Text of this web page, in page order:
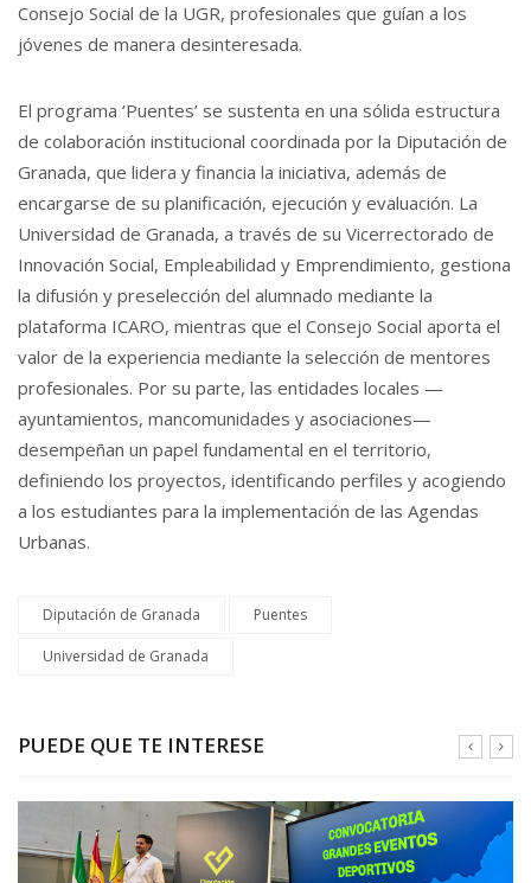
Consejo Social de la UGR, profesionales que guían a los
jóvenes de manera desinteresada.
El programa ‘Puentes’ se sustenta en una sólida estructura
de colaboración institucional coordinada por la Diputación de
Granada, que lidera y financia la iniciativa, además de
encargarse de su planificación, ejecución y evaluación. La
Universidad de Granada, a través de su Vicerrectorado de
Innovación Social, Empleabilidad y Emprendimiento, gestiona
la difusión y preselección del alumnado mediante la
plataforma ICARO, mientras que el Consejo Social aporta el
valor de la experiencia mediante la selección de mentores
profesionales. Por su parte, las entidades locales —
ayuntamientos, mancomunidades y asociaciones—
desempeñan un papel fundamental en el territorio,
definiendo los proyectos, identificando perfiles y acogiendo
a los estudiantes para la implementación de las Agendas
Urbanas.
Diputación de Granada Puentes
Universidad de Granada
PUEDE QUE TE INTERESE